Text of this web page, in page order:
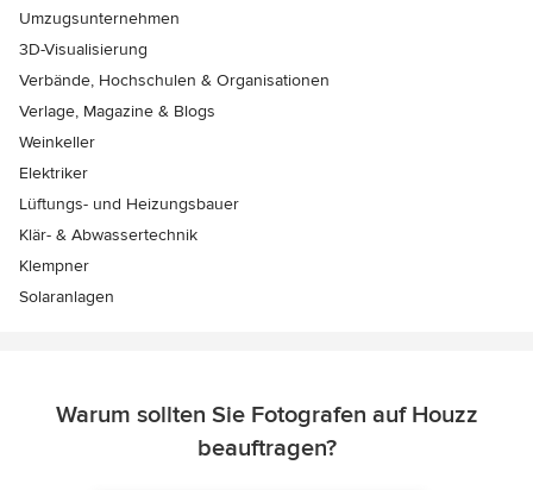
Umzugsunternehmen
3D-Visualisierung
Verbände, Hochschulen & Organisationen
Verlage, Magazine & Blogs
Weinkeller
Elektriker
Lüftungs- und Heizungsbauer
Klär- & Abwassertechnik
Klempner
Solaranlagen
Warum sollten Sie Fotografen auf Houzz
beauftragen?